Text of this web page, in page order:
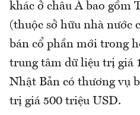
khác ở châu Á bao gồm
(thuộc sở hữu nhà nước
bán cổ phần mới trong
trung tâm dữ liệu trị giá
Nhật Bản có thương vụ
trị giá 500 triệu USD.